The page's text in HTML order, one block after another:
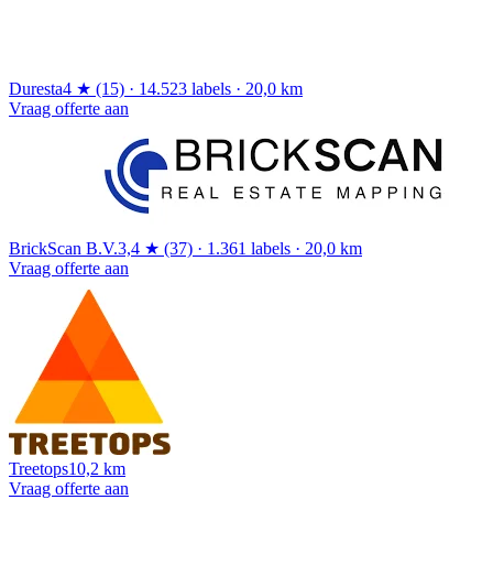
Duresta4 ★ (15) · 14.523 labels · 20,0 km
Vraag offerte aan
BrickScan B.V.3,4 ★ (37) · 1.361 labels · 20,0 km
Vraag offerte aan
Treetops10,2 km
Vraag offerte aan